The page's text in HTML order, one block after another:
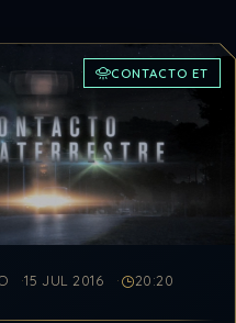
CONTACTO ET
15 JUL 2016 20:20